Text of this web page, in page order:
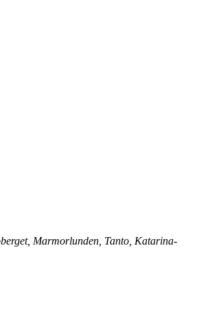
Marmorlunden, Tanto, Katarina-